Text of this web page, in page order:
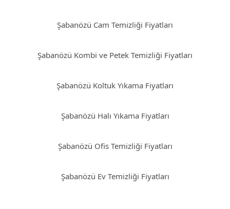
Şabanözü Cam Temizliği Fiyatları
Şabanözü Kombi ve Petek Temizliği Fiyatları
Şabanözü Koltuk Yıkama Fiyatları
Şabanözü Halı Yıkama Fiyatları
Şabanözü Ofis Temizliği Fiyatları
Şabanözü Ev Temizliği Fiyatları